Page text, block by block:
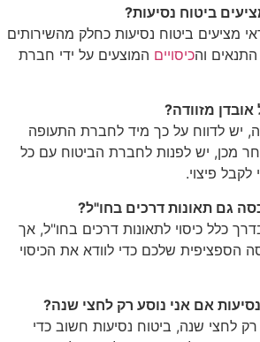
ביטוח נסיעות?
מציעים ביטוח נסיעות כחלק מהשירותים
והכיסויים המוצעים על ידי חברת
מזוודה?
יש לדווח על כך מיד לחברת התעופה
מכן, יש לפנות לחברת הביטוח עם כל
פיצוי.
גם תאונות דרכים בחו"ל?
כלל כיסוי לתאונות דרכים בחו"ל, אך
הספציפית שלכם כדי לוודא את הכיסוי
אם אני נוסע רק לחצי שנה?
לחצי שנה, ביטוח נסיעות חשוב כדי